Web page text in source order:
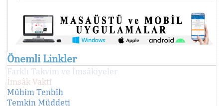
Önemli Linkler
Farklı Takvim ve İmsâkiyeler
İmsâk Vakti
Mühim Tenbîh
Temkin Müddeti